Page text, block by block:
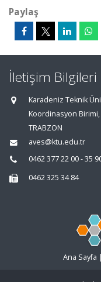
Paylaş
İletişim Bilgileri
Karadeniz Teknik
Koordinasyon Birimi,
TRABZON
aves@ktu.edu.tr
0462 377 22 00 - 35
0462 325 34 84
Ana Sayfa |